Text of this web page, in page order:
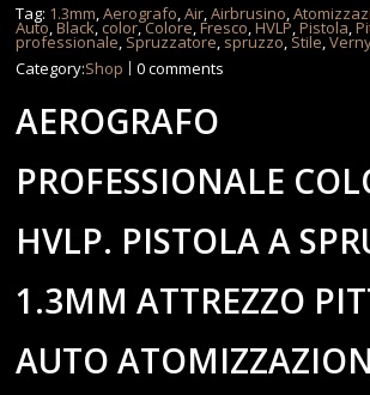
Tag: 1.3mm,Aerografo,Air,Airbrusino,
Auto,Black, color,Colore,Fresco,HVLP,Pistola,
professionale, Spruzzatore, spruzzo, Stile,
Category:Shop 0 comments
AEROGRAFO
PROFESSIONALE
HVLP. PISTOLA A
1.3MM ATTREZZO
AUTO